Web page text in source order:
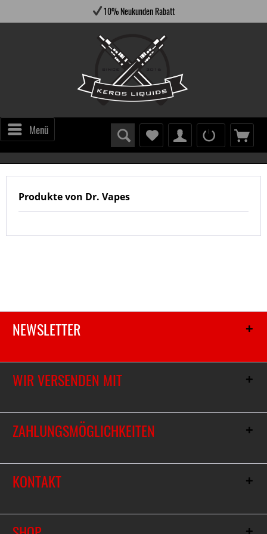
10% Neukunden Rabatt
Menü
Produkte von Dr. Vapes
NEWSLETTER
WIR VERSENDEN MIT
ZAHLUNGSMÖGLICHKEITEN
KONTAKT